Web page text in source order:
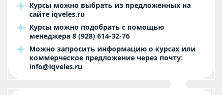
Курсы можно выбрать из предложенных на
сайте iqveles.ru
Курсы можно подобрать с помощью
менеджера 8 (928) 614-32-76
Можно запросить информацию о курсах или
коммерческое предложение через почту:
info@iqveles.ru